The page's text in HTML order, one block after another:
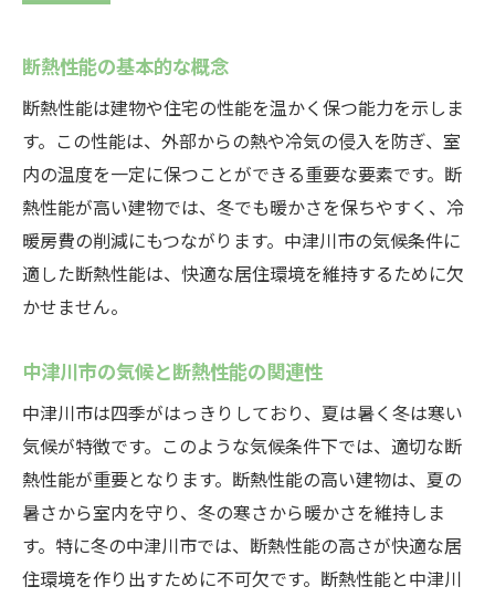
高性能断熱材の種類と特徴
二重窓と断熱ガラスの導入効果
施工時に気をつけるポイント
熱交換気システムの活用方法
遮断カーテンによる断熱効果
断熱性能向上のための具体的な施工事例
断熱性能の向上で中津川市の冬の暖房費を削減
断熱性能と暖房費削減の関係
エネルギー効率を高める断熱材の選び方
ス
熱交換気システム導入による効果
具体的な暖房費削減の事例
中津川市での断熱性能向上による経済的メ
リット
断熱性能の基本的な概念
断熱性能は建物や住宅の性能を温かく保つ能力を示しま
す。この性能は、外部からの熱や冷気の侵入を防ぎ、室
内の温度を一定に保つことができる重要な要素です。断
熱性能が高い建物では、冬でも暖かさを保ちやすく、冷
暖房費の削減にもつながります。中津川市の気候条件に
適した断熱性能は、快適な居住環境を維持するために欠
かせません。
中津川市の気候と断熱性能の関連性
中津川市は四季がはっきりしており、夏は暑く冬は寒い
気候が特徴です。このような気候条件下では、適切な断
熱性能が重要となります。断熱性能の高い建物は、夏の
暑さから室内を守り、冬の寒さから暖かさを維持しま
す。特に冬の中津川市では、断熱性能の高さが快適な居
住環境を作り出すために不可欠です。断熱性能と中津川